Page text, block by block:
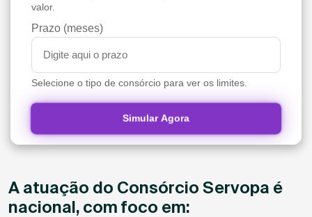
valor.
Prazo (meses)
Selecione o tipo de consórcio para ver os limites.
Simular Agora
A atuação do Consórcio Servopa é
nacional, com foco em: